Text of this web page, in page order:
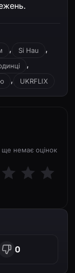
, Si Hau ,
,
, UKRFLIX
ще немає оцінок
0